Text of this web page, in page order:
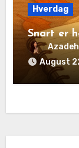
Hverdag
Snart er
August